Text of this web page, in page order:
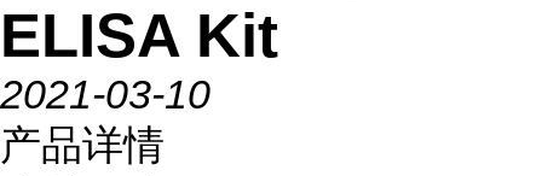
ELISA Kit
2021-03-10
产品详情